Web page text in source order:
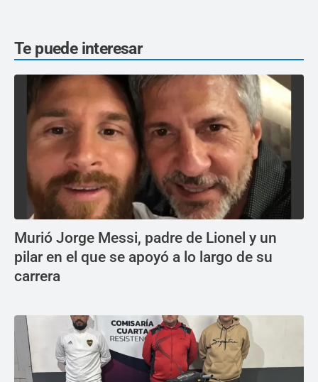
Te puede interesar
Murió Jorge Messi, padre de Lionel y un
pilar en el que se apoyó a lo largo de su
carrera